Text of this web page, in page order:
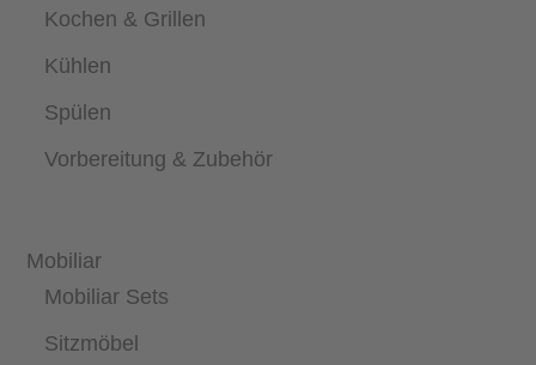
Kochen & Grillen
Kühlen
Spülen
Vorbereitung & Zubehör
Mobiliar
Mobiliar Sets
Sitzmöbel